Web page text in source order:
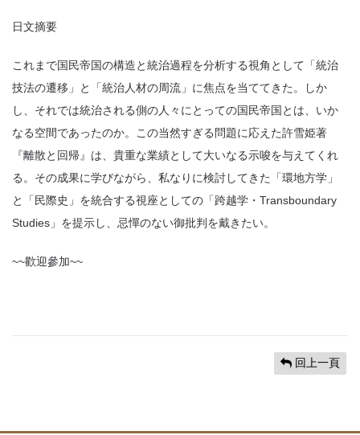
日文摘要
これまで国民帝国の構造と統治過程を分析する視角として「統治
技法の遷移」と「統治人材の周流」に焦点を当ててきた。しか
し、それでは統治される側の人々にとっての国民帝国とは、いか
なる空間であったのか。この当然すぎる問題に応えた許雪姫著
『離散と回帰』は、貴重な業績として大いなる示唆を与えてくれ
る。その成果に学びながら、私なりに検討してきた「環地方学」
と「民際史」を統合する視座としての「跨越学・Transboundary
Studies」を提示し、忌憚のない御批判を戴きたい。
~~歡迎參加~~
回上一頁